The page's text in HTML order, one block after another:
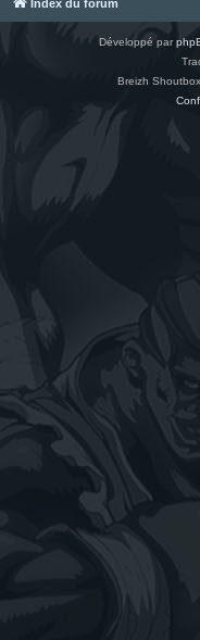
Index du forum
Développé par
Breizh